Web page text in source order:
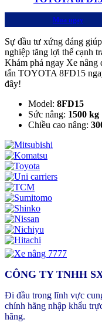
Mua ngay
Sự đầu tư xứng đáng
nghiệp tăng lợi thế cạnh
Khám phá ngay Xe nâng
tấn TOYOTA 8FD15
đây!
Model: 8FD15
Sức nâng: 1500 kg
Chiều cao nâng:
CÔNG TY TNHH
Đi đầu trong lĩnh vực
chính hãng nhập khẩu
hãng.